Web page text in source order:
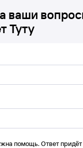
ваши
Туту
помощь. Ответ